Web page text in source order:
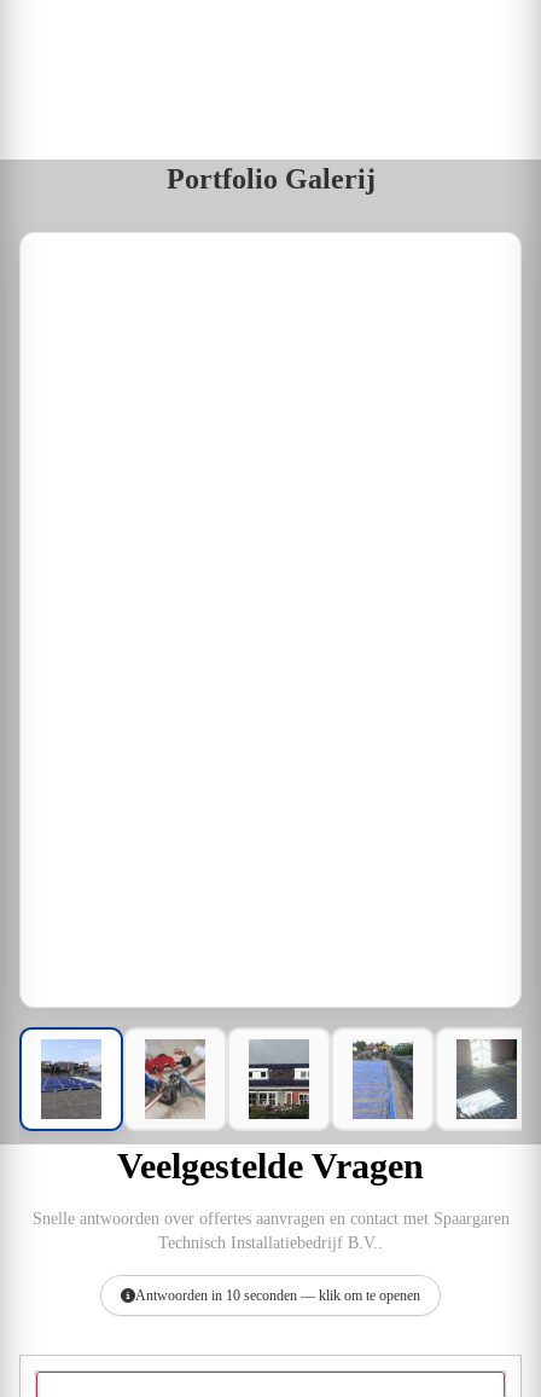
Portfolio Galerij
Veelgestelde Vragen
Snelle antwoorden over offertes aanvragen en contact met Spaargaren
Technisch Installatiebedrijf B.V..
Antwoorden in 10 seconden — klik om te openen